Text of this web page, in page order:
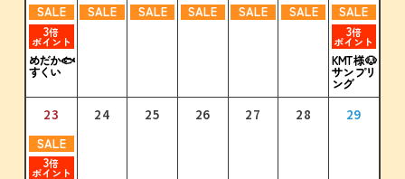
SALE
3倍
ポイント
めだか🐟
すくい
SALE
SALE
SALE
SALE
SALE
SALE
3倍
ポイント
KMT様🐶
サンプリ
ング
23
SALE
3倍
ポイント
24 25 26 27 28 29
31